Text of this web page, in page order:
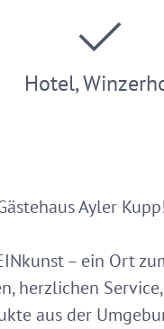
Hotel,
Ayler
– ein Ort
herzlichen
aus der